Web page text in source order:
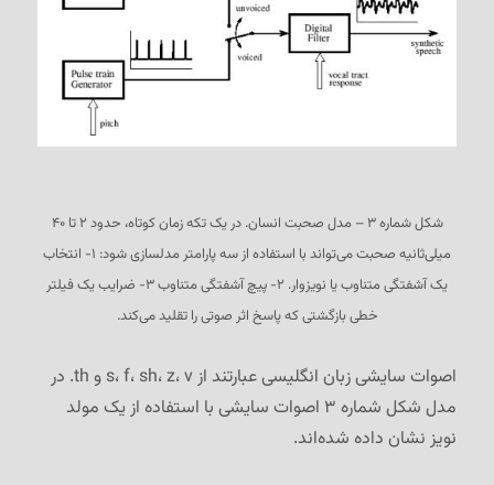
شکل شماره ۳ – مدل صحبت انسان. در یک تکه زمان کوتاه، حدود ۲ تا ۴۰
میلی‌ثانیه صحبت می‌تواند با استفاده از سه پارامتر مدلسازی شود: ۱- انتخاب
یک آشفتگی متناوب یا نویزوار. ۲- پیچ آشفتگی متناوب ۳- ضرایب یک فیلتر
خطی بازگشتی که پاسخ اثر صوتی را تقلید می‌کند.
اصوات سایشی زبان انگلیسی عبارتند از s، f، sh، z، v و th. در
مدل شکل شماره ۳ اصوات سایشی با استفاده از یک مولد
نویز نشان داده شده‌اند.